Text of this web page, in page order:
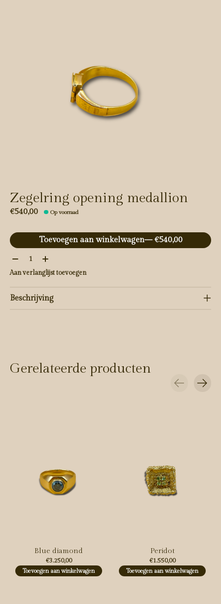
Zegelring opening medallion
€540,00 Op voorraad
Toevoegen aan winkelwagen
— €540,00
Aantal:
Aan verlanglijst toevoegen
Beschrijving
Gerelateerde producten
Blue diamond
€3.250,00
Toevoegen aan winkelwagen
Peridot
€1.550,00
Toevoegen aan winkelwagen